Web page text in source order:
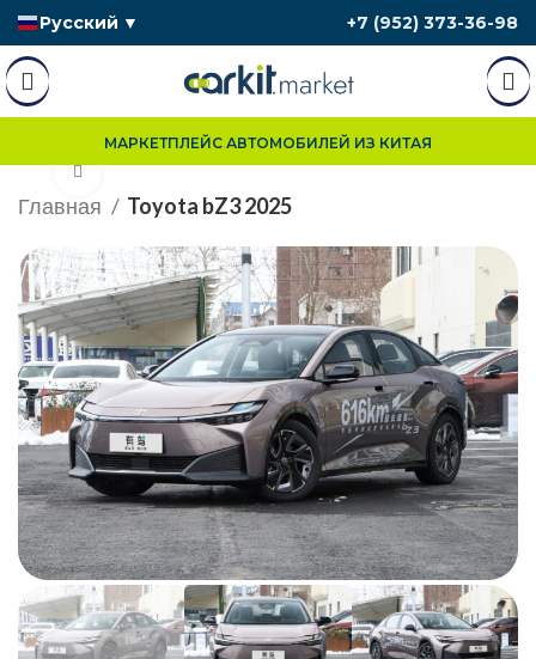
Русский ▼ +7 (952) 373-36-98
МАРКЕТПЛЕЙС АВТОМОБИЛЕЙ ИЗ КИТАЯ
Главная Toyota bZ3 2025